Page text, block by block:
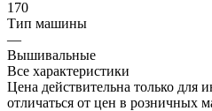
170
Тип машины
—
Вышивальные
Все характеристики
Цена действительна только для
отличаться от цен в розничных